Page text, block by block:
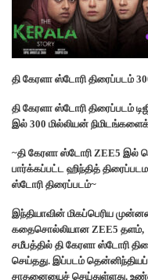
தி கேரளா ஸ்டோரி திரைப்படம்
தி கேரளா ஸ்டோரி திரைப்படம்
இல் 300 மில்லியன்
~தி கேரளா ஸ்டோரி ZEE5 இல்
பார்க்கப்பட்ட ஹிந்தித்
ஸ்டோரி திரைப்படம்~
இந்தியாவின் மிகப்பெரிய
கதைசொல்லியான ZEE5 தளம்,
சமீபத்தில் தி கேரளா ஸ்டோரி
செய்தது. இப்படம் தென்னிந்தியப்
சாதனையைச் செய்துள்ளது.